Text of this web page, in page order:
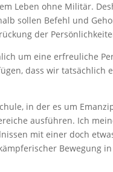
Leben ohne Militär.
sollen Befehl und
der
um eine erfreuliche
dass wir tatsächlich
in der es um
ausführen. Ich
mit einer doch
Bewegung